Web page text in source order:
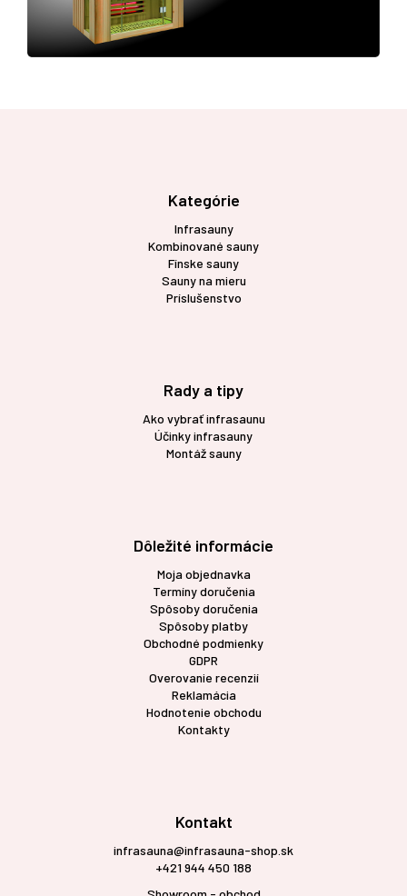
Kategórie
Infrasauny
Kombinované sauny
Fínske sauny
Sauny na mieru
Príslušenstvo
Rady a tipy
Ako vybrať infrasaunu
Účinky infrasauny
Montáž sauny
Dôležité informácie
Moja objednavka
Termíny doručenia
Spôsoby doručenia
Spôsoby platby
Obchodné podmienky
GDPR
Overovanie recenzií
Reklamácia
Hodnotenie obchodu
Kontakty
Kontakt
infrasauna@infrasauna-shop.sk
+421 944 450 188